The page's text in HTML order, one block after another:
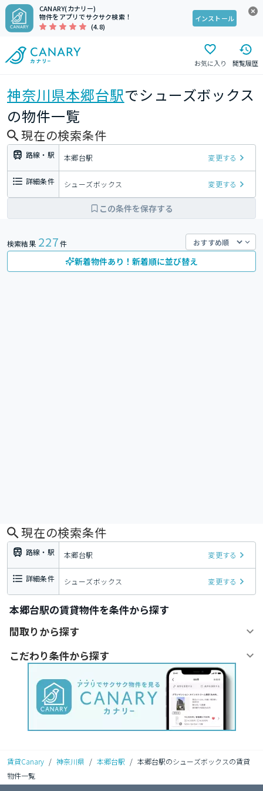
CANARY(カナリー)
物件をアプリでサクサク検索！
(4.8)
インストール
お気に入り 閲覧履歴
神奈川県本郷台駅でシューズボックス
の物件一覧
現在の検索条件
路線・駅 本郷台駅 変更する
詳細条件 シューズボックス 変更する
この条件を保存する
検索結果 227件
新着物件あり！新着順に並び替え
現在の検索条件
路線・駅 本郷台駅 変更する
詳細条件 シューズボックス 変更する
本郷台駅の賃貸物件を条件から探す
間取りから探す
こだわり条件から探す
賃貸Canary / 神奈川県 / 本郷台駅 / 本郷台駅のシューズボックスの賃貸
物件一覧